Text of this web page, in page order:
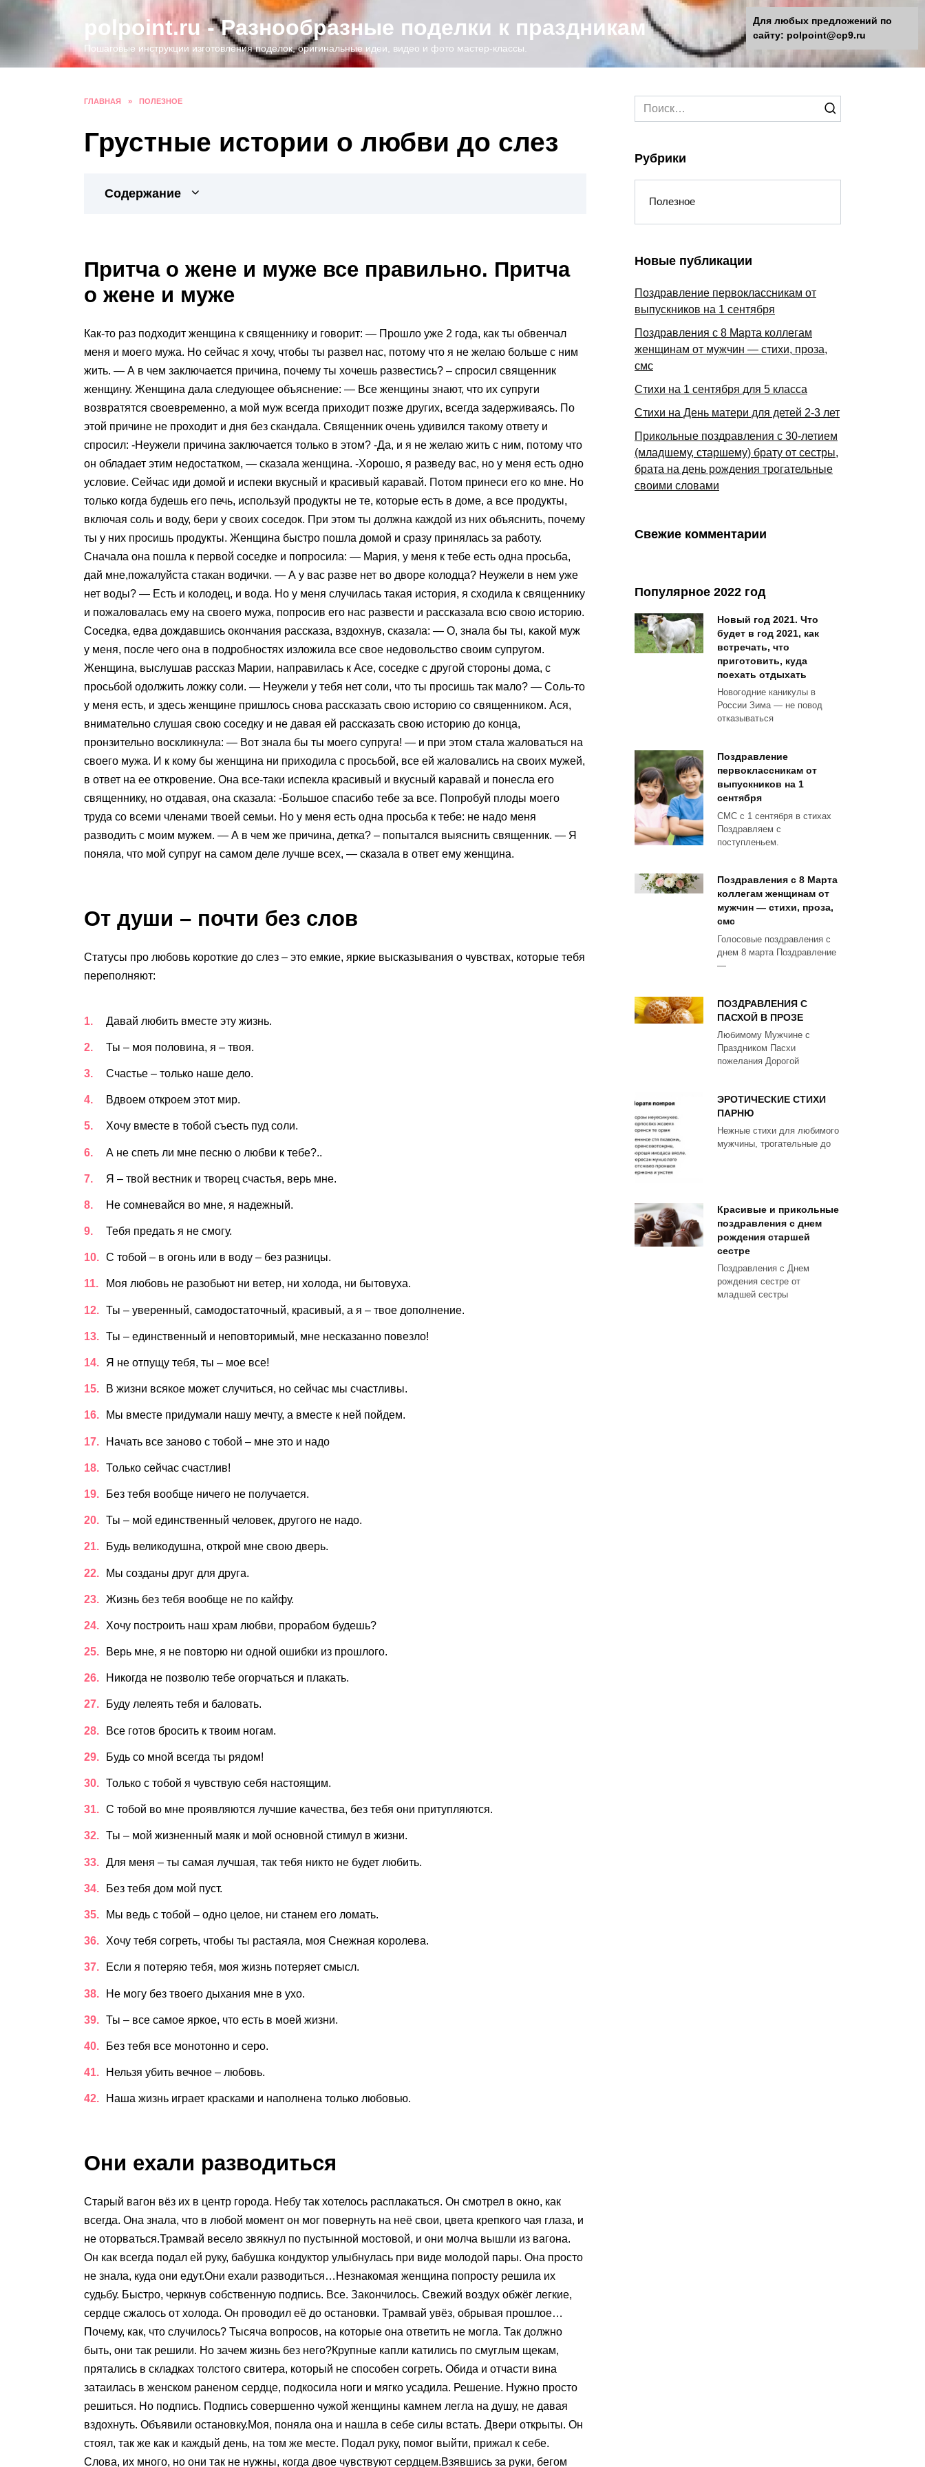
Перейти
содержанию
polpoint.ru - Разнообразные поделки к праздникам
Пошаговые инструкции изготовления поделок, оригинальные идеи, видео и фото мастер-классы.
ГЛАВНАЯ » ПОЛЕЗНОЕ
Грустные истории о любви до слез
Содержание
Притча о жене и муже все правильно. Притча
о жене и муже
Как-то раз подходит женщина к священнику и говорит: — Прошло уже 2 года, как ты обвенчал
меня и моего мужа. Но сейчас я хочу, чтобы ты развел нас, потому что я не желаю больше с ним
жить. — А в чем заключается причина, почему ты хочешь развестись? – спросил священник
женщину. Женщина дала следующее объяснение: — Все женщины знают, что их супруги
возвратятся своевременно, а мой муж всегда приходит позже других, всегда задерживаясь. По
этой причине не проходит и дня без скандала. Священник очень удивился такому ответу и
спросил: -Неужели причина заключается только в этом? -Да, и я не желаю жить с ним, потому что
он обладает этим недостатком, — сказала женщина. -Хорошо, я разведу вас, но у меня есть одно
условие. Сейчас иди домой и испеки вкусный и красивый каравай. Потом принеси его ко мне. Но
только когда будешь его печь, используй продукты не те, которые есть в доме, а все продукты,
включая соль и воду, бери у своих соседок. При этом ты должна каждой из них объяснить, почему
ты у них просишь продукты. Женщина быстро пошла домой и сразу принялась за работу.
Сначала она пошла к первой соседке и попросила: — Мария, у меня к тебе есть одна просьба,
дай мне,пожалуйста стакан водички. — А у вас разве нет во дворе колодца? Неужели в нем уже
нет воды? — Есть и колодец, и вода. Но у меня случилась такая история, я сходила к священнику
и пожаловалась ему на своего мужа, попросив его нас развести и рассказала всю свою историю.
Соседка, едва дождавшись окончания рассказа, вздохнув, сказала: — О, знала бы ты, какой муж
у меня, после чего она в подробностях изложила все свое недовольство своим супругом.
Женщина, выслушав рассказ Марии, направилась к Асе, соседке с другой стороны дома, с
просьбой одолжить ложку соли. — Неужели у тебя нет соли, что ты просишь так мало? — Соль-то
у меня есть, и здесь женщине пришлось снова рассказать свою историю со священником. Ася,
внимательно слушая свою соседку и не давая ей рассказать свою историю до конца,
пронзительно воскликнула: — Вот знала бы ты моего супруга! — и при этом стала жаловаться на
своего мужа. И к кому бы женщина ни приходила с просьбой, все ей жаловались на своих мужей,
в ответ на ее откровение. Она все-таки испекла красивый и вкусный каравай и понесла его
священнику, но отдавая, она сказала: -Большое спасибо тебе за все. Попробуй плоды моего
труда со всеми членами твоей семьи. Но у меня есть одна просьба к тебе: не надо меня
разводить с моим мужем. — А в чем же причина, детка? – попытался выяснить священник. — Я
поняла, что мой супруг на самом деле лучше всех, — сказала в ответ ему женщина.
От души – почти без слов
Статусы про любовь короткие до слез – это емкие, яркие высказывания о чувствах, которые тебя
переполняют:
Давай любить вместе эту жизнь.
Ты – моя половина, я – твоя.
Счастье – только наше дело.
Вдвоем откроем этот мир.
Хочу вместе в тобой съесть пуд соли.
А не спеть ли мне песню о любви к тебе?..
Я – твой вестник и творец счастья, верь мне.
Не сомневайся во мне, я надежный.
Тебя предать я не смогу.
С тобой – в огонь или в воду – без разницы.
Моя любовь не разобьют ни ветер, ни холода, ни бытовуха.
Ты – уверенный, самодостаточный, красивый, а я – твое дополнение.
Ты – единственный и неповторимый, мне несказанно повезло!
Я не отпущу тебя, ты – мое все!
В жизни всякое может случиться, но сейчас мы счастливы.
Мы вместе придумали нашу мечту, а вместе к ней пойдем.
Начать все заново с тобой – мне это и надо
Только сейчас счастлив!
Без тебя вообще ничего не получается.
Ты – мой единственный человек, другого не надо.
Будь великодушна, открой мне свою дверь.
Мы созданы друг для друга.
Жизнь без тебя вообще не по кайфу.
Хочу построить наш храм любви, прорабом будешь?
Верь мне, я не повторю ни одной ошибки из прошлого.
Никогда не позволю тебе огорчаться и плакать.
Буду лелеять тебя и баловать.
Все готов бросить к твоим ногам.
Будь со мной всегда ты рядом!
Только с тобой я чувствую себя настоящим.
С тобой во мне проявляются лучшие качества, без тебя они притупляются.
Ты – мой жизненный маяк и мой основной стимул в жизни.
Для меня – ты самая лучшая, так тебя никто не будет любить.
Без тебя дом мой пуст.
Мы ведь с тобой – одно целое, ни станем его ломать.
Хочу тебя согреть, чтобы ты растаяла, моя Снежная королева.
Если я потеряю тебя, моя жизнь потеряет смысл.
Не могу без твоего дыхания мне в ухо.
Ты – все самое яркое, что есть в моей жизни.
Без тебя все монотонно и серо.
Нельзя убить вечное – любовь.
Наша жизнь играет красками и наполнена только любовью.
Они ехали разводиться
Старый вагон вёз их в центр города. Небу так хотелось расплакаться. Он смотрел в окно, как
всегда. Она знала, что в любой момент он мог повернуть на неё свои, цвета крепкого чая глаза, и
не оторваться.Трамвай весело звякнул по пустынной мостовой, и они молча вышли из вагона.
Он как всегда подал ей руку, бабушка кондуктор улыбнулась при виде молодой пары. Она просто
не знала, куда они едут.Они ехали разводиться…Незнакомая женщина попросту решила их
судьбу. Быстро, черкнув собственную подпись. Все. Закончилось. Свежий воздух обжёг легкие,
сердце сжалось от холода. Он проводил её до остановки. Трамвай увёз, обрывая прошлое…
Почему, как, что случилось? Тысяча вопросов, на которые она ответить не могла. Так должно
быть, они так решили. Но зачем жизнь без него?Крупные капли катились по смуглым щекам,
прятались в складках толстого свитера, который не способен согреть. Обида и отчасти вина
затаилась в женском раненом сердце, подкосила ноги и мягко усадила. Решение. Нужно просто
решиться. Но подпись. Подпись совершенно чужой женщины камнем легла на душу, не давая
вздохнуть. Объявили остановку.Моя, поняла она и нашла в себе силы встать. Двери открыты. Он
стоял, так же как и каждый день, на том же месте. Подал руку, помог выйти, прижал к себе.
Слова, их много, но они так не нужны, когда двое чувствуют сердцем.Взявшись за руки, бегом
Search
for:
Рубрики
Полезное
Новые публикации
Поздравление первоклассникам от
выпускников на 1 сентября
Поздравления с 8 Марта коллегам
женщинам от мужчин — стихи, проза,
смс
Стихи на 1 сентября для 5 класса
Стихи на День матери для детей 2-3 лет
Прикольные поздравления с 30-летием
(младшему, старшему) брату от сестры,
брата на день рождения трогательные
своими словами
Свежие комментарии
Популярное 2022 год
Новый год 2021. Что
будет в год 2021, как
встречать, что
приготовить, куда
поехать отдыхать
Новогодние каникулы в
России Зима — не повод
отказываться
Поздравление
первоклассникам от
выпускников на 1
сентября
СМС с 1 сентября в стихах
Поздравляем с
поступленьем.
Поздравления с 8 Марта
коллегам женщинам от
мужчин — стихи, проза,
смс
Голосовые поздравления с
днем 8 марта Поздравление
—
ПОЗДРАВЛЕНИЯ С
ПАСХОЙ В ПРОЗЕ
Любимому Мужчине с
Праздником Пасхи
пожелания Дорогой
ЭРОТИЧЕСКИЕ СТИХИ
ПАРНЮ
Нежные стихи для любимого
мужчины, трогательные до
Красивые и прикольные
поздравления с днем
рождения старшей
сестре
Поздравления с Днем
рождения сестре от
младшей сестры
Для любых предложений по
сайту: polpoint@cp9.ru